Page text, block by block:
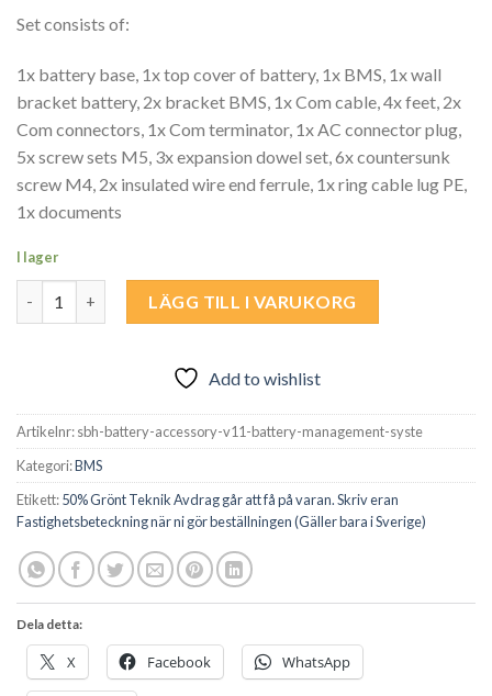
Set consists of:
1x battery base, 1x top cover of battery, 1x BMS, 1x wall
bracket battery, 2x bracket BMS, 1x Com cable, 4x feet, 2x
Com connectors, 1x Com terminator, 1x AC connector plug,
5x screw sets M5, 3x expansion dowel set, 6x countersunk
screw M4, 2x insulated wire end ferrule, 1x ring cable lug PE,
1x documents
I lager
SBH BATTERITILLBEHÖR V11 batterihanteringssystem
LÄGG TILL I VARUKORG
Add to wishlist
Artikelnr:sbh-battery-accessory-v11-battery-management-syste
Kategori:BMS
Etikett:50% Grönt Teknik Avdrag går att få på varan. Skriv eran
Fastighetsbeteckning när ni gör beställningen (Gäller bara i Sverige)
Dela detta:
X Facebook WhatsApp